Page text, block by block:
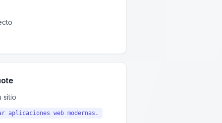
sitio
aplicaciones web modernas.